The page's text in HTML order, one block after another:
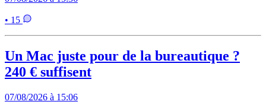
• 15
Un Mac juste pour de la bureautique ?
240 € suffisent
07/08/2026 à 15:06